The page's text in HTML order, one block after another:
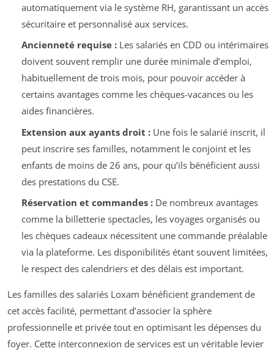
automatiquement via le système RH, garantissant un accès
sécuritaire et personnalisé aux services.
Ancienneté requise :Les salariés en CDD ou intérimaires
doivent souvent remplir une durée minimale d’emploi,
habituellement de trois mois, pour pouvoir accéder à
certains avantages comme les chèques-vacances ou les
aides financières.
Extension aux ayants droit :Une fois le salarié inscrit, il
peut inscrire ses familles, notamment le conjoint et les
enfants de moins de 26 ans, pour qu’ils bénéficient aussi
des prestations du CSE.
Réservation et commandes :De nombreux avantages
comme la billetterie spectacles, les voyages organisés ou
les chèques cadeaux nécessitent une commande préalable
via la plateforme. Les disponibilités étant souvent limitées,
le respect des calendriers et des délais est important.
Les familles des salariés Loxam bénéficient grandement de
cet accès facilité, permettant d’associer la sphère
professionnelle et privée tout en optimisant les dépenses du
foyer. Cette interconnexion de services est un véritable levier